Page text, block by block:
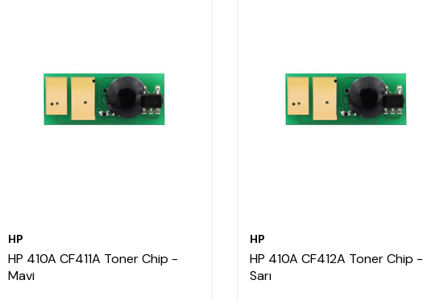
HP
HP 410A CF411A Toner Chip -
Mavi
HP
HP 410A CF412A Toner Chip -
Sarı